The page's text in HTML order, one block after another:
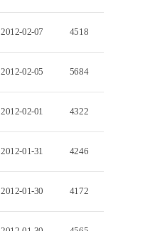
2012-02-07 4518
2012-02-05 5684
2012-02-01 4322
2012-01-31 4246
2012-01-30 4172